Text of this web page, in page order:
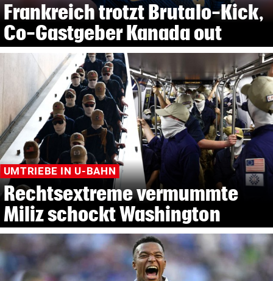
Frankreich trotzt Brutalo-Kick,
Co-Gastgeber Kanada out
UMTRIEBE IN U-BAHN
Rechtsextreme vermummte
Miliz schockt Washington